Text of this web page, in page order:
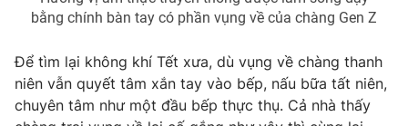
bằng chính bàn tay có phần vụng về của chàng Gen Z
Để tìm lại không khí Tết xưa, dù vụng về chàng thanh
niên vẫn quyết tâm xắn tay vào bếp, nấu bữa tất niên,
chuyên tâm như một đầu bếp thực thụ. Cả nhà thấy